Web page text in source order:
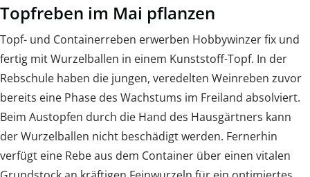
Topfreben im Mai pflanzen
Topf- und Containerreben erwerben Hobbywinzer fix und
fertig mit Wurzelballen in einem Kunststoff-Topf. In der
Rebschule haben die jungen, veredelten Weinreben zuvor
bereits eine Phase des Wachstums im Freiland absolviert.
Beim Austopfen durch die Hand des Hausgärtners kann
der Wurzelballen nicht beschädigt werden. Fernerhin
verfügt eine Rebe aus dem Container über einen vitalen